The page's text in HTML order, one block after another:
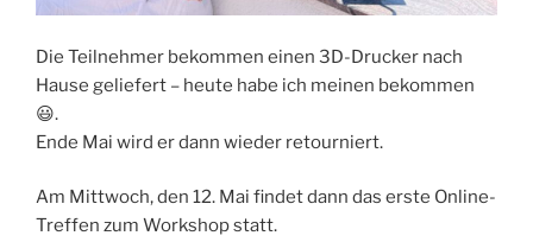
Die Teilnehmer bekommen einen 3D-Drucker nach
Hause geliefert – heute habe ich meinen bekommen
😃.
Ende Mai wird er dann wieder retourniert.
Am Mittwoch, den 12. Mai findet dann das erste Online-
Treffen zum Workshop statt.